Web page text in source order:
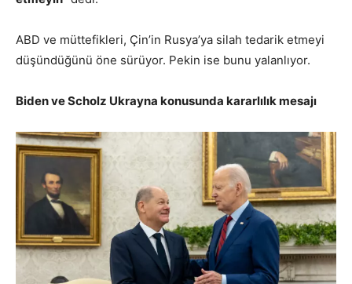
ABD ve müttefikleri, Çin’in Rusya’ya silah tedarik etmeyi
düşündüğünü öne sürüyor. Pekin ise bunu yalanlıyor.
Biden ve Scholz Ukrayna konusunda kararlılık mesajı